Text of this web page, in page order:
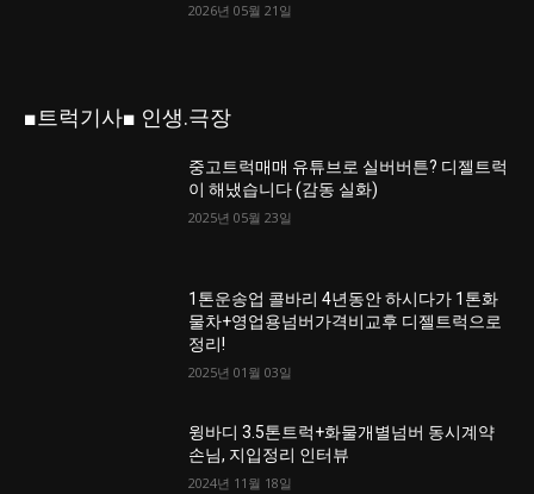
2026년 05월 21일
■트럭기사■ 인생.극장
중고트럭매매 유튜브로 실버버튼? 디젤트럭
이 해냈습니다 (감동 실화)
2025년 05월 23일
1톤운송업 콜바리 4년동안 하시다가 1톤화
물차+영업용넘버가격비교후 디젤트럭으로
정리!
2025년 01월 03일
윙바디 3.5톤트럭+화물개별넘버 동시계약
손님, 지입정리 인터뷰
2024년 11월 18일